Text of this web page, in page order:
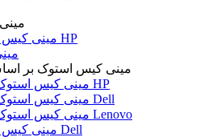
مینی کیس استوک HP
مینی کیس استوک بر
مینی کیس استوک HP
مینی کیس استوک Dell
مینی کیس استوک Lenovo
مینی کیس استوک Dell